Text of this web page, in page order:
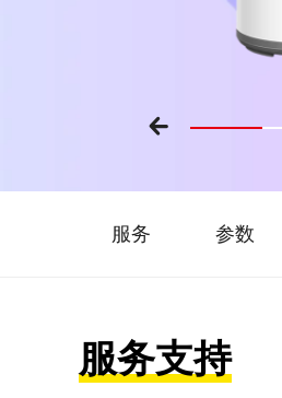
服务 参数
服务支持